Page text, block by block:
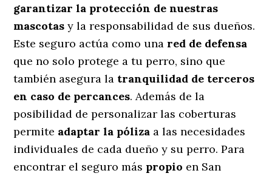
garantizar la protección de nuestras
mascotas y la responsabilidad de sus dueños.
Este seguro actúa como una red de defensa
que no solo protege a tu perro, sino que
también asegura la tranquilidad de terceros
en caso de percances. Además de la
posibilidad de personalizar las coberturas
permite adaptar la póliza a las necesidades
individuales de cada dueño y su perro. Para
encontrar el seguro más propio en San